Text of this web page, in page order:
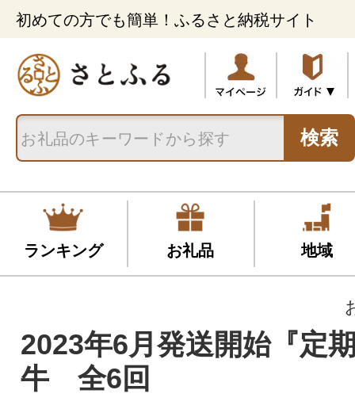
初めての方でも簡単！ふるさと納税サイト
検索
ランキング お礼品 地域
2023年6月発送開始『定
牛 全6回